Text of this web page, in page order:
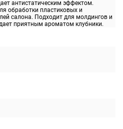
антистатическим эффектом.
обработки пластиковых и
салона. Подходит для молдингов и
приятным ароматом клубники.